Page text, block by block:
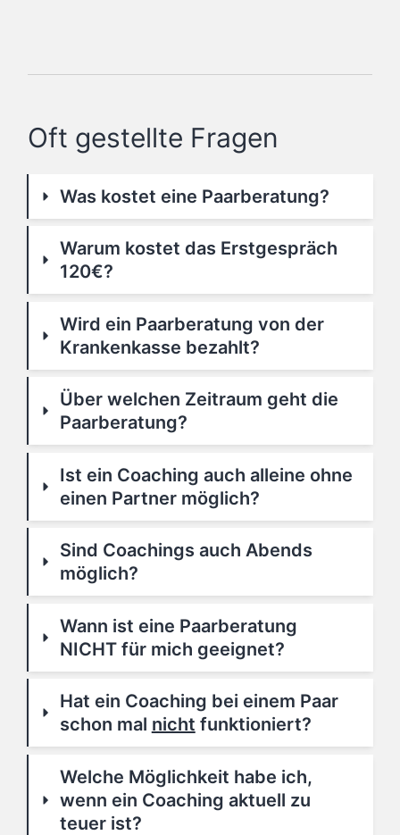
Oft gestellte Fragen
Was kostet eine Paarberatung?
Warum kostet das Erstgespräch
120€?
Wird ein Paarberatung von der
Krankenkasse bezahlt?
Über welchen Zeitraum geht die
Paarberatung?
Ist ein Coaching auch alleine ohne
einen Partner möglich?
Sind Coachings auch Abends
möglich?
Wann ist eine Paarberatung
NICHT für mich geeignet?
Hat ein Coaching bei einem Paar
schon mal nicht funktioniert?
Welche Möglichkeit habe ich,
wenn ein Coaching aktuell zu
teuer ist?